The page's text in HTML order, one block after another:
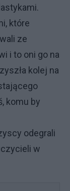
które
ze
i to oni go na
kolej na
komu by
odegrali
w